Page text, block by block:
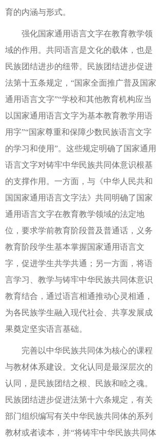
育的内涵与形式。
强化国家通用语言文字在教育教学领
域的作用。共同语言是文化的载体，也是
民族团结进步的纽带。民族团结进步促进
法第十五条规定，“国家全面推广普及国家
通用语言文字”“学校和其他教育机构应当
以国家通用语言文字为基本教育教学用语
用字”“国家尊重和保障少数民族语言文字
的学习和使用”。这些规定明确了国家通用
语言文字对铸牢中华民族共同体意识根基
的支撑作用。一方面，与《中华人民共和
国国家通用语言文字法》共同明确了国家
通用语言文字在教育教学领域的法定地
位，要求学前教育阶段普及普通话，义务
教育阶段学生基本掌握国家通用语言文
字，促进学生共学共通；另一方面，将语
言学习、教学与铸牢中华民族共同体意识
教育结合，通过语言相通推动心灵相通，
为各民族学生融入现代社会、共享发展成
果奠定坚实语言基础。
完善以中华民族共同体为核心的课程
与教材体系建设。文化认同是最深层次的
认同，是民族团结之根、民族和睦之魂。
民族团结进步促进法第十六条规定，有关
部门组织编写有关中华民族共同体的系列
教材或者读本，并“将铸牢中华民族共同体